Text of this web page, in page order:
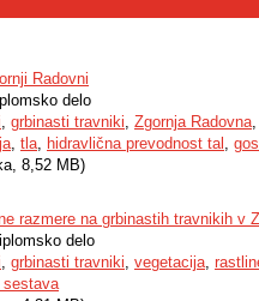
Radovni
delo
, grbinasti travniki, Zgornja Radovna,
, tla, hidravlična prevodnost tal ,
8,52 MB)
razmere na grbinastih travnikih v
delo
, grbinasti travniki, vegetacija,
sestava